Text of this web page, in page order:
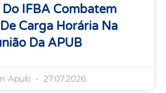
IFBA Combatem
Carga Horária Na
Da APUB
Apub 27.07.2026